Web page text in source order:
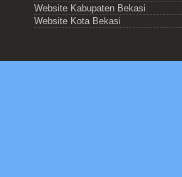
Website Kabupaten Bekasi
Website Kota Bekasi